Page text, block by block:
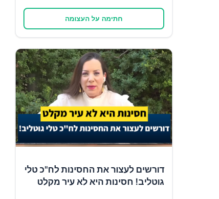
חתימה על העצומה
דורשים לעצור את החסינות לח"כ טלי
גוטליב! חסינות היא לא עיר מקלט